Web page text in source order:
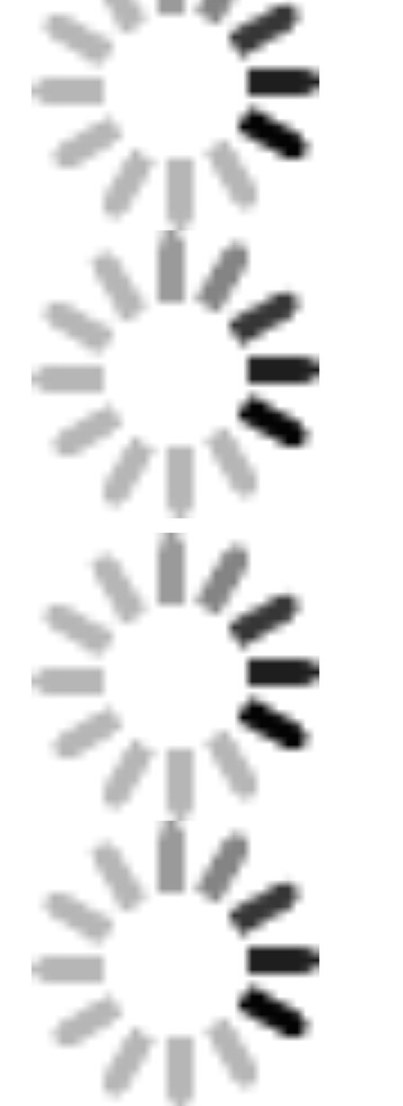
আমাদের সম্পর্কে
কারখানা ভ্রমণ
মান নিয়ন্ত্রণ
যোগাযোগ করুন
স্পোর্টস রাবারের মেঝে
খেলার মাঠের রাবার মেঝে
ফিটনেস রাবার মেঝে
EPDM রাবার গ্রানুলস
বাণিজ্যিক কাঁচা মেঝে
একসাথে বাঁধা রাবার প্যাভেলার
এসবিআর রাবার কণিকা
পিইউ বাইন্ডার
কৃত্রিম ঘাস
রানিং ট্র্যাক ইনস্টলেশন
প্রিমিয়াম ইপিডিএম গ্রানুলস